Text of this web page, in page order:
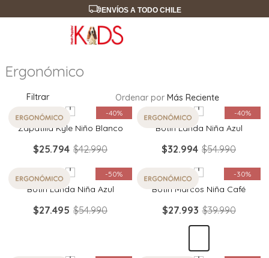
ENVÍOS A TODO CHILE
Ergonómico
Filtrar Ordenar por Más Reciente
-40%
Quickview
Zapatilla Kyle Niño Blanco
$25.794 $42.990
-40%
Quickview
Botin Landa Niña Azul
$32.994 $54.990
-50%
Quickview
Botin Landa Niña Azul
$27.495 $54.990
-30%
Quickview
Botin Marcos Niña Café
$27.993 $39.990
Quickview Quickview